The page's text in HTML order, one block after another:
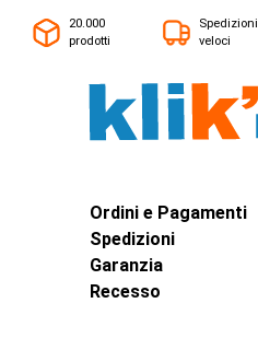
20.000
prodotti
Spedizioni
veloci
Ordini e Pagamenti
Spedizioni
Garanzia
Recesso